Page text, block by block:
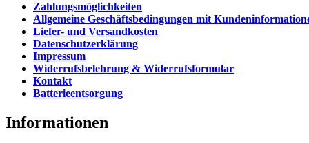
Zahlungsmöglichkeiten
Allgemeine Geschäftsbedingungen mit
Liefer- und Versandkosten
Datenschutzerklärung
Impressum
Widerrufsbelehrung & Widerrufsformular
Kontakt
Batterieentsorgung
Informationen